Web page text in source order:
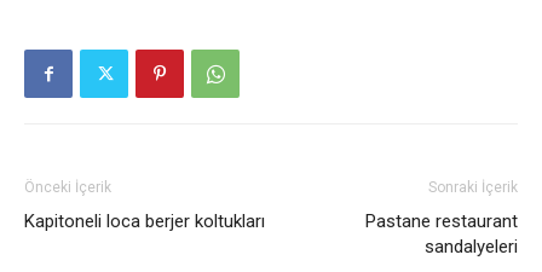
Önceki İçerik
Kapitoneli loca berjer koltukları
Sonraki İçerik
Pastane restaurant
sandalyeleri